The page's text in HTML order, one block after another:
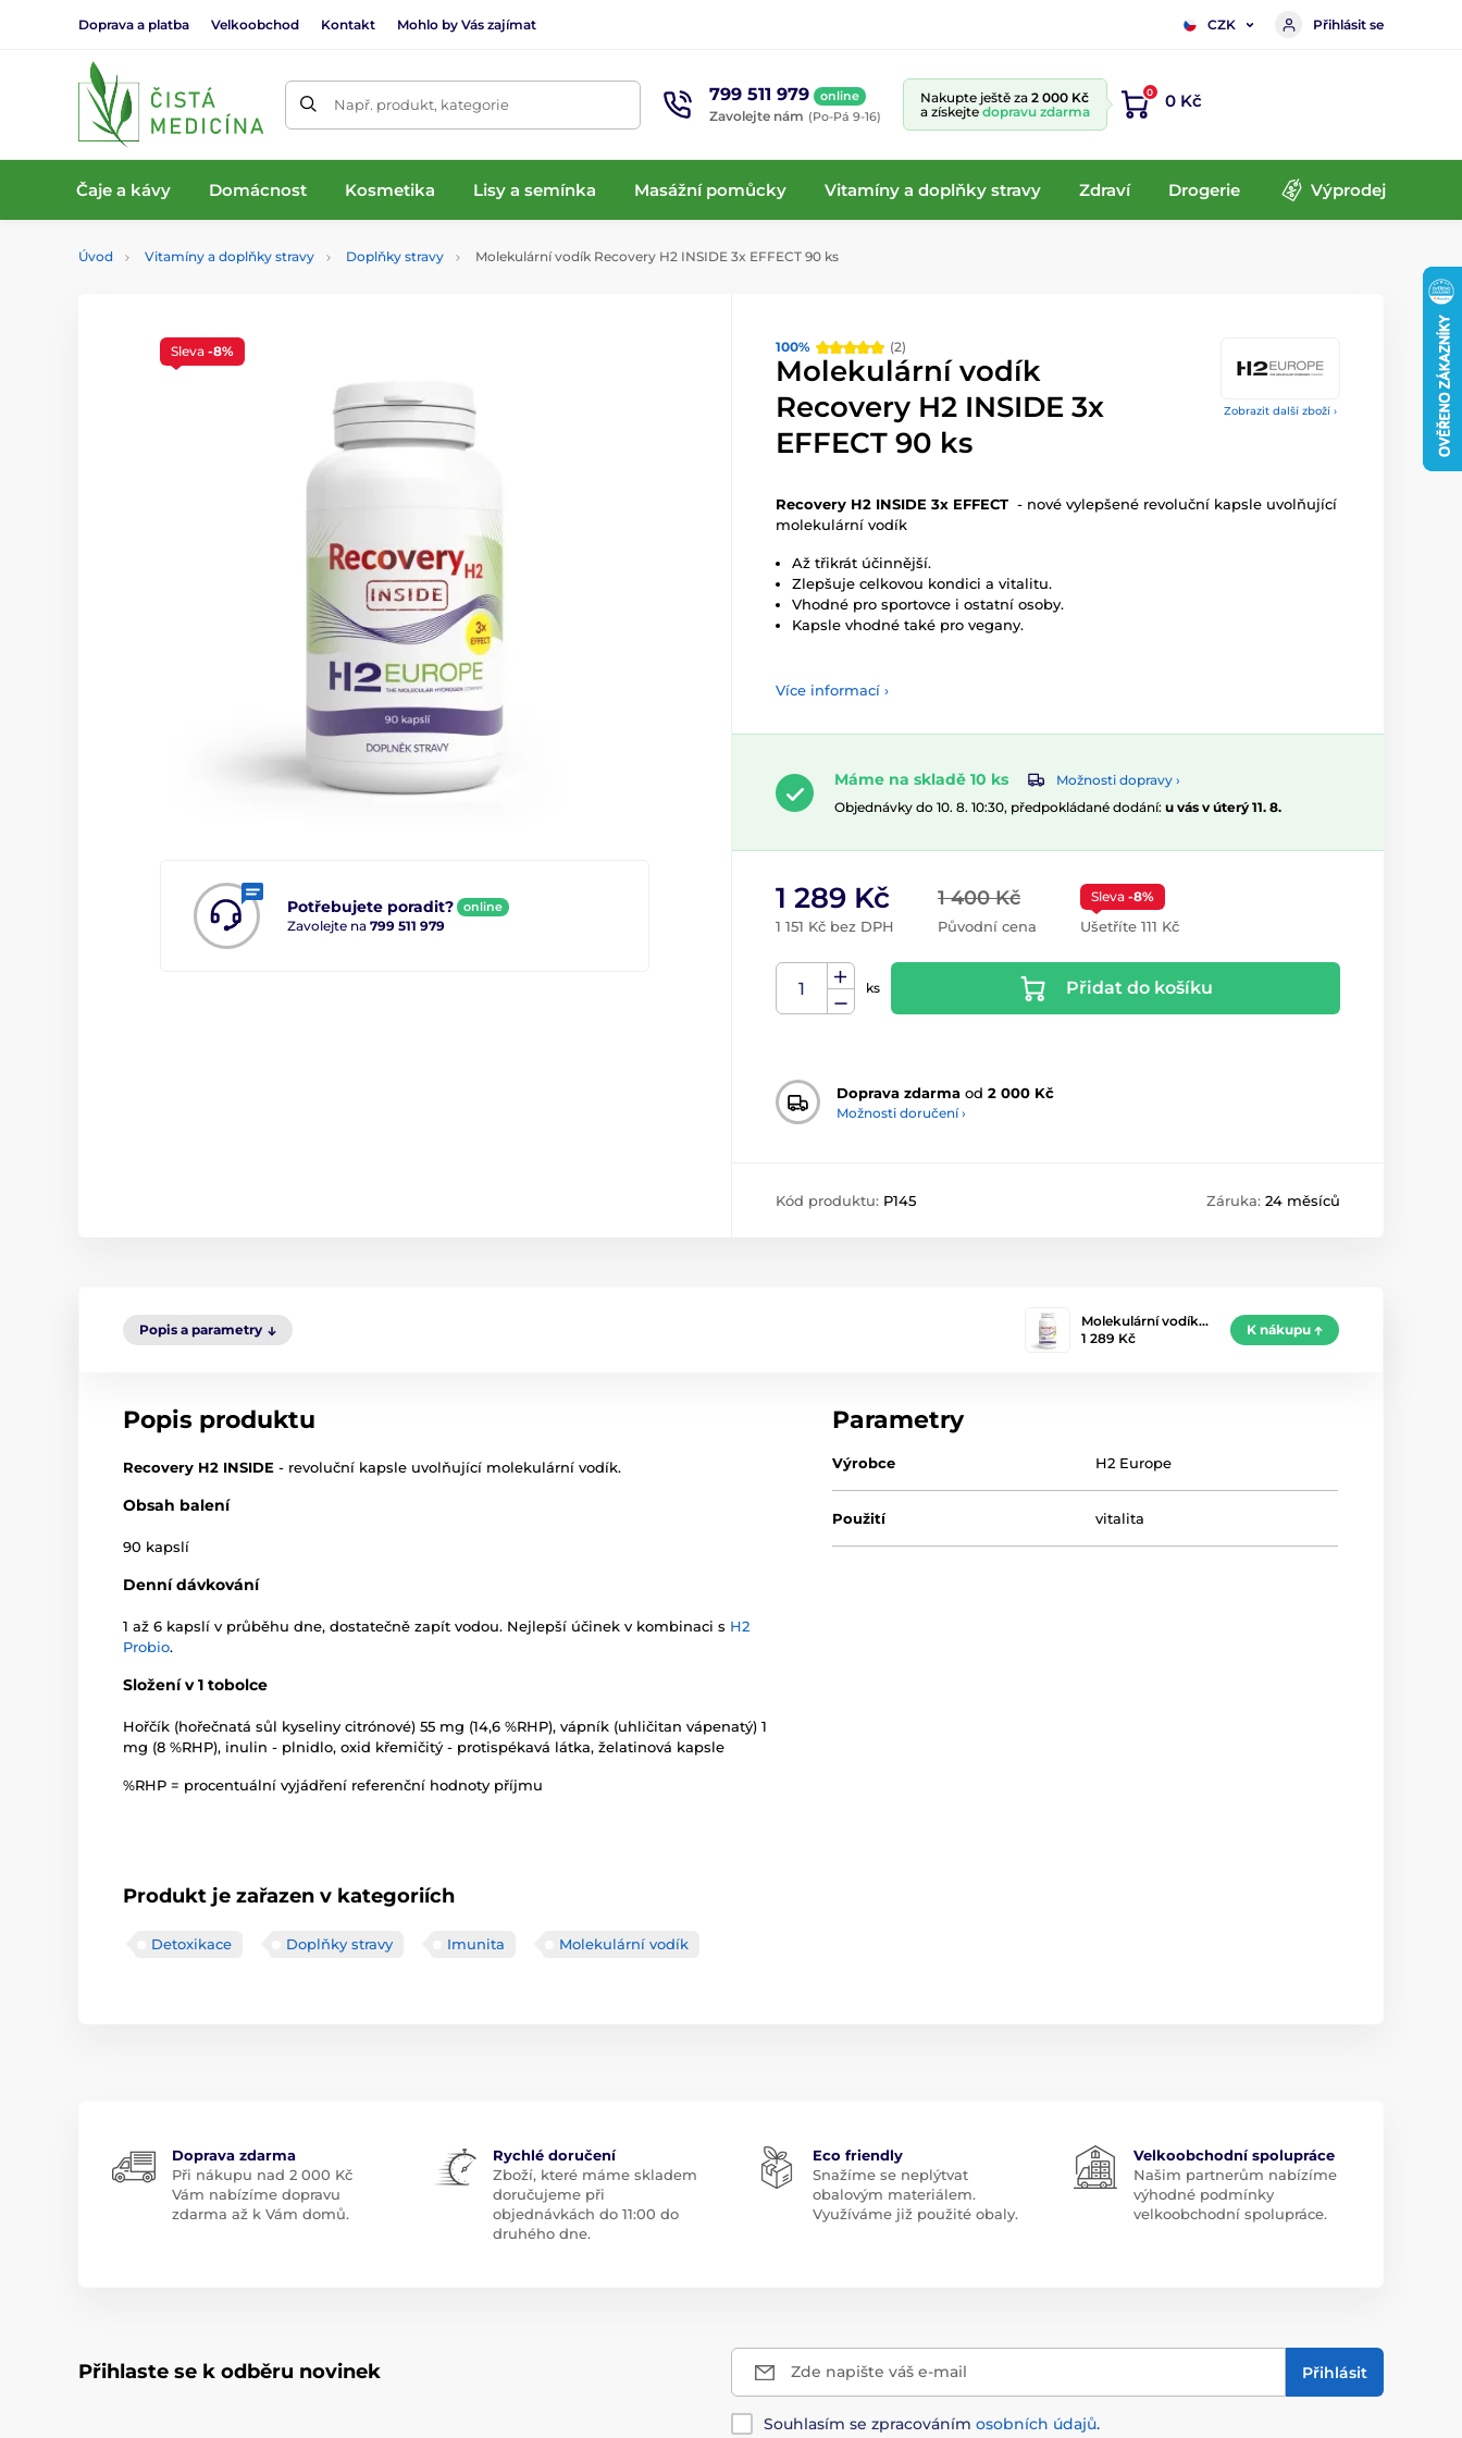
Doprava a platba Velkoobchod Kontakt Mohlo by Vás zajímat CZK Přihlásit se
Např. produkt, kategorie 799 511 979 online
Zavolejte nám (Po-Pá 9-16)
Nakupte ještě za 2 000 Kč
a získejte dopravu zdarma
0 0 Kč
Čaje a kávy Domácnost Kosmetika Lisy a semínka Masážní pomůcky Vitamíny a doplňky stravy Zdraví Drogerie Výprodej
Úvod Vitamíny a doplňky stravy Doplňky stravy Molekulární vodík Recovery H2 INSIDE 3x EFFECT 90 ks
100% (2)
Zobrazit další zboží ›
Potřebujete poradit? online
Zavolejte na 799 511 979
Sleva -8%
Molekulární vodík
Recovery H2 INSIDE 3x
EFFECT 90 ks
Recovery H2 INSIDE 3x EFFECT - nové vylepšené revoluční kapsle uvolňující
molekulární vodík
Až třikrát účinnější.
Zlepšuje celkovou kondici a vitalitu.
Vhodné pro sportovce i ostatní osoby.
Kapsle vhodné také pro vegany.
Více informací ›
Máme na skladě 10 ks
Možnosti dopravy ›
Objednávky do 10. 8. 10:30, předpokládané dodání: u vás v úterý 11. 8.
1 400 Kč
Původní cena
1 289 Kč
1 151 Kč bez DPH
Sleva -8%
Ušetříte 111 Kč
ks Přidat do košíku
Doprava zdarma od 2 000 Kč
Možnosti doručení ›
Kód produktu: P145 Záruka: 24 měsíců
Popis a parametry
Molekulární vodík…
1 289 Kč
K nákupu
Popis produktu
Recovery H2 INSIDE - revoluční kapsle uvolňující molekulární vodík.
Obsah balení
90 kapslí
Denní dávkování
1 až 6 kapslí v průběhu dne, dostatečně zapít vodou. Nejlepší účinek v kombinaci s H2
Probio.
Složení v 1 tobolce
Hořčík (hořečnatá sůl kyseliny citrónové) 55 mg (14,6 %RHP), vápník (uhličitan vápenatý) 1
mg (8 %RHP), inulin - plnidlo, oxid křemičitý - protispékavá látka, želatinová kapsle
%RHP = procentuální vyjádření referenční hodnoty příjmu
Produkt je zařazen v kategoriích
Detoxikace Doplňky stravy Imunita Molekulární vodík
Parametry
Výrobce H2 Europe
Použití vitalita
Doprava zdarma
Při nákupu nad 2 000 Kč
Vám nabízíme dopravu
zdarma až k Vám domů.
Rychlé doručení
Zboží, které máme skladem
doručujeme při
objednávkách do 11:00 do
druhého dne.
Eco friendly
Snažíme se neplýtvat
obalovým materiálem.
Využíváme již použité obaly.
Velkoobchodní spolupráce
Našim partnerům nabízíme
výhodné podmínky
velkoobchodní spolupráce.
Přihlaste se k odběru novinek Zde napište váš e-mail Přihlásit
Souhlasím se zpracováním osobních údajů.